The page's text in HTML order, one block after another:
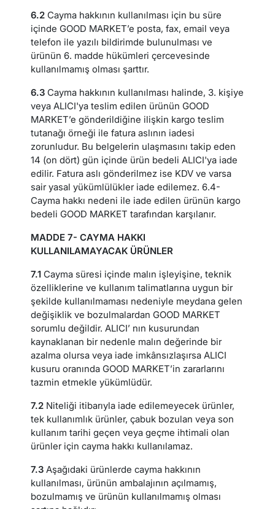
6.2 Cayma hakkının kullanılması için bu süre
içinde GOOD MARKET’e posta, fax, email veya
telefon ile yazılı bildirimde bulunulması ve
ürünün 6. madde hükümleri çercevesinde
kullanılmamış olması şarttır.
6.3 Cayma hakkının kullanılması halinde, 3. kişiye
veya ALICI'ya teslim edilen ürünün GOOD
MARKET’e gönderildiğine ilişkin kargo teslim
tutanağı örneği ile fatura aslının iadesi
zorunludur. Bu belgelerin ulaşmasını takip eden
14 (on dört) gün içinde ürün bedeli ALICI'ya iade
edilir. Fatura aslı gönderilmez ise KDV ve varsa
sair yasal yükümlülükler iade edilemez. 6.4-
Cayma hakkı nedeni ile iade edilen ürünün kargo
bedeli GOOD MARKET tarafından karşılanır.
MADDE 7- CAYMA HAKKI
KULLANILAMAYACAK ÜRÜNLER
7.1 Cayma süresi içinde malın işleyişine, teknik
özelliklerine ve kullanım talimatlarına uygun bir
şekilde kullanılmaması nedeniyle meydana gelen
değişiklik ve bozulmalardan GOOD MARKET
sorumlu değildir. ALICI’ nın kusurundan
kaynaklanan bir nedenle malın değerinde bir
azalma olursa veya iade imkânsızlaşırsa ALICI
kusuru oranında GOOD MARKET’in zararlarını
tazmin etmekle yükümlüdür.
7.2 Niteliği itibarıyla iade edilemeyecek ürünler,
tek kullanımlık ürünler, çabuk bozulan veya son
kullanım tarihi geçen veya geçme ihtimali olan
ürünler için cayma hakkı kullanılamaz.
7.3 Aşağıdaki ürünlerde cayma hakkının
kullanılması, ürünün ambalajının açılmamış,
bozulmamış ve ürünün kullanılmamış olması